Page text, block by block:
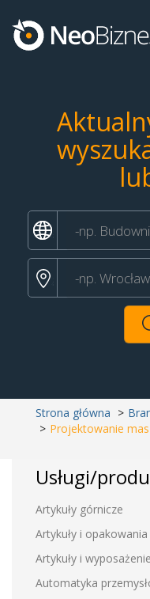
Strona główna
Projektowanie
Usługi/
Artykuły górnicze
Artykuły i
Artykuły i
Automatyka